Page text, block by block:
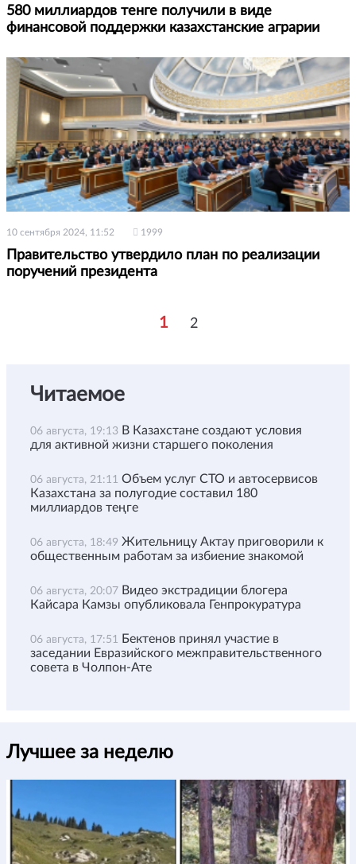
580 миллиардов тенге получили в виде
финансовой поддержки казахстанские аграрии
10 сентября 2024, 11:52 1999
Правительство утвердило план по реализации
поручений президента
1 2
Читаемое
06 августа, 19:13 В Казахстане создают условия
для активной жизни старшего поколения
06 августа, 21:11 Объем услуг СТО и автосервисов
Казахстана за полугодие составил 180
миллиардов теңге
06 августа, 18:49 Жительницу Актау приговорили к
общественным работам за избиение знакомой
06 августа, 20:07 Видео экстрадиции блогера
Кайсара Камзы опубликовала Генпрокуратура
06 августа, 17:51
Бектенов принял участие в
заседании Евразийского межправительственного
совета в Чолпон-Ате
Лучшее за неделю